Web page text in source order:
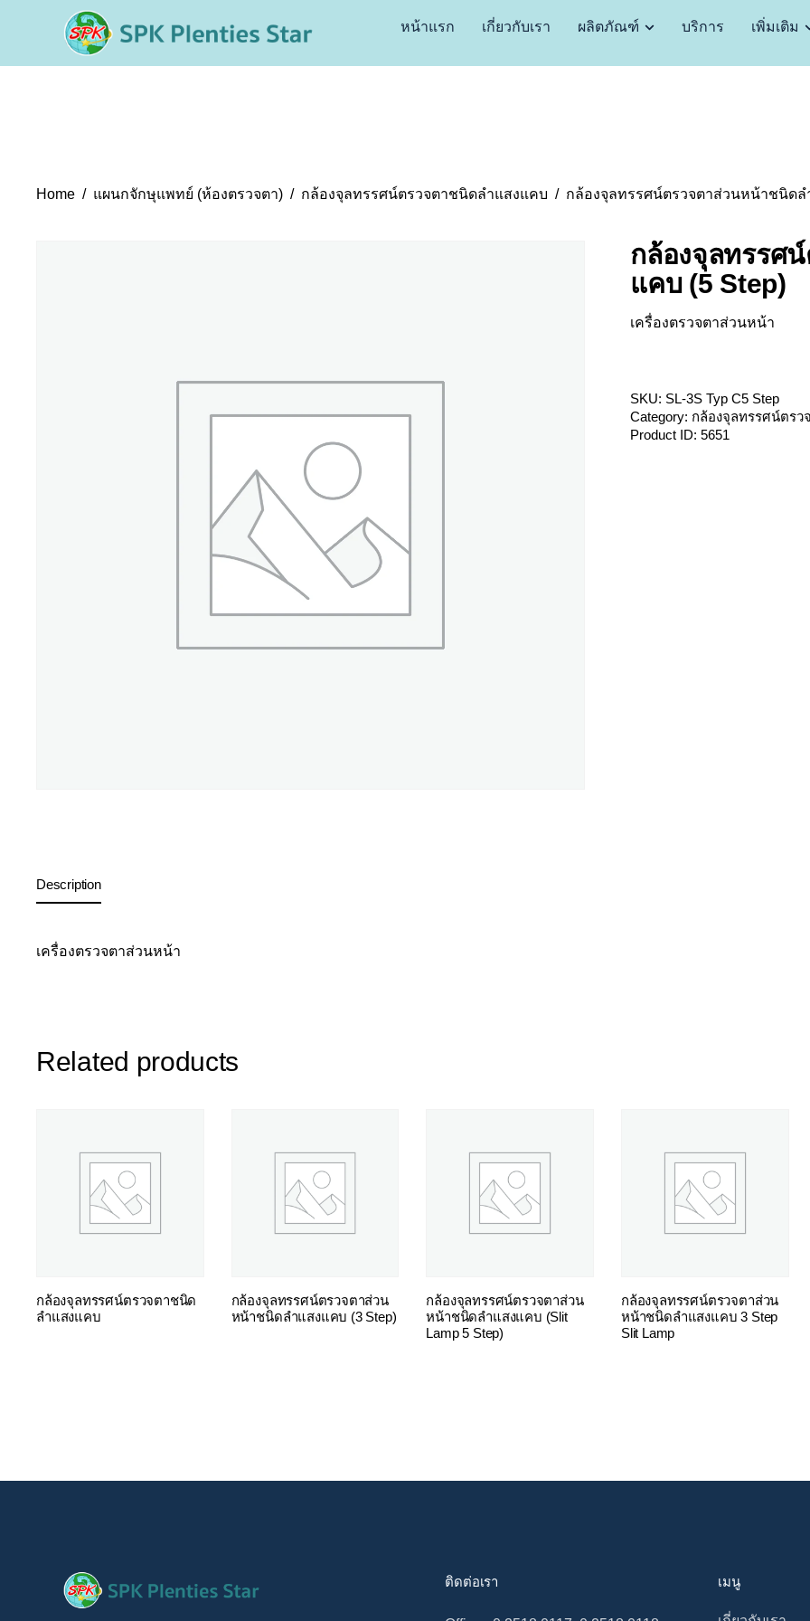
หน้าแรก เกี่ยวกับเรา ผลิตภัณฑ์ บริการ เพิ่มเติม
Home แผนกจักษุแพทย์ (ห้องตรวจตา) กล้องจุลทรรศน์ตรวจตาชนิดลำแสงแคบ กล้องจุลทรรศน์ตรวจตาส่วนหน้าชนิดล
กล้องจุลทรรศ
แคบ (5 Step)
เครื่องตรวจตาส่วนหน้า
SKU: SL-3S Typ C5 Step
Category: กล้องจุลทรรศน์ตร
Product ID:5651
Description
เครื่องตรวจตาส่วนหน้า
Related products
กล้องจุลทรรศน์ตรวจตาชนิด
ลำแสงแคบ
กล้องจุลทรรศน์ตรวจตาส่วน
หน้าชนิดลำแสงแคบ (3 Step)
กล้องจุลทรรศน์ตรวจตาส่วน
หน้าชนิดลำแสงแคบ (Slit
Lamp 5 Step)
กล้องจุลทรรศน์ตรวจตาส่วน
หน้าชนิดลำแสงแคบ 3 Step
Slit Lamp
ติดต่อเรา เมนู